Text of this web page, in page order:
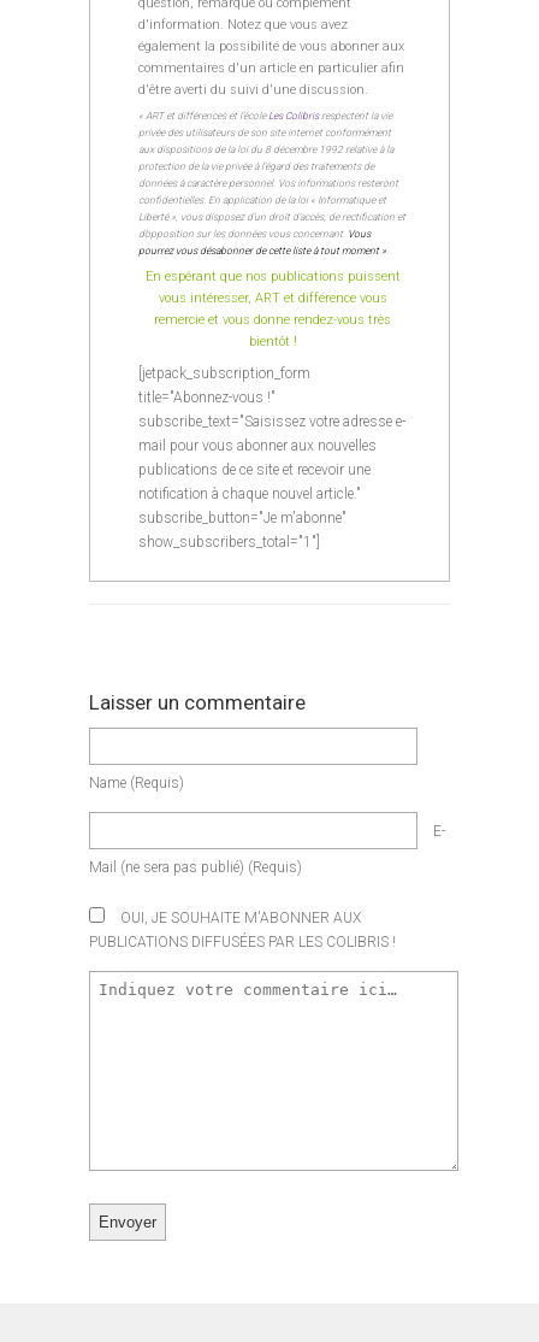
d'information. Notez que vous avez
également la possibilité de vous abonner aux
commentaires d'un article en particulier afin
d'être averti du suivi d'une discussion.
« ART et différences et l’école Les Colibrisrespectent la vie
privée des utilisateurs de son site internet conformément
aux dispositions de la loi du 8 décembre 1992 relative à la
protection de la vie privée à l’égard des traitements de
données à caractère personnel. Vos informations resteront
confidentielles. En application de la loi « Informatique et
Liberté », vous disposez d’un droit d’accès, de rectification et
d’opposition sur les données vous concernant. Vous
pourrez vous désabonner de cette liste à tout moment »
En espérant que nos publications puissent
vous intéresser, ART et différence vous
remercie et vous donne rendez-vous très
bientôt !
[jetpack_subscription_form
title="Abonnez-vous !"
subscribe_text="Saisissez votre adresse e-
mail pour vous abonner aux nouvelles
publications de ce site et recevoir une
notification à chaque nouvel article."
subscribe_button="Je m'abonne"
show_subscribers_total="1"]
Laisser un commentaire
Name (requis)
E-
Mail (ne sera pas publié) (requis)
OUI, JE SOUHAITE M'ABONNER AUX
PUBLICATIONS DIFFUSÉES PAR LES COLIBRIS !